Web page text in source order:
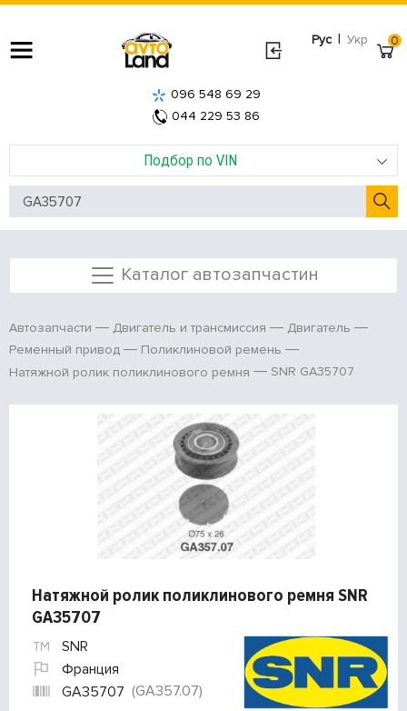
Рус | Укр
Подбор по VIN
096 548 69 29
044 229 53 86
0
Каталог автозапчастин
Автозапчасти Двигатель и трансмиссия
Двигатель
Ременный привод
Поликлиновой ремень
Натяжной ролик поликлинового ремня
SNR GA35707
Натяжной ролик поликлинового ремня SNR
GA35707
SNR
Франция
GA35707 (GA357.07)